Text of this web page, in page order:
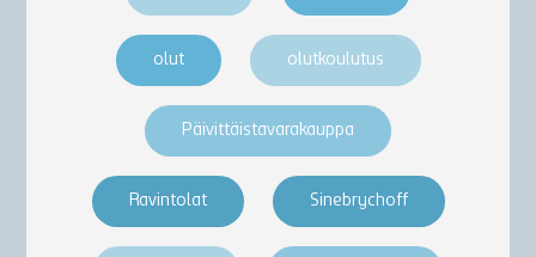
olut olutkoulutus
Päivittäistavarakauppa
Ravintolat Sinebrychoff